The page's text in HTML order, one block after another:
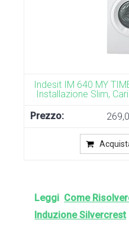
Indesit IM 640 MY
Installazione Slim,
Leggi Come
Induzione Silvercrest